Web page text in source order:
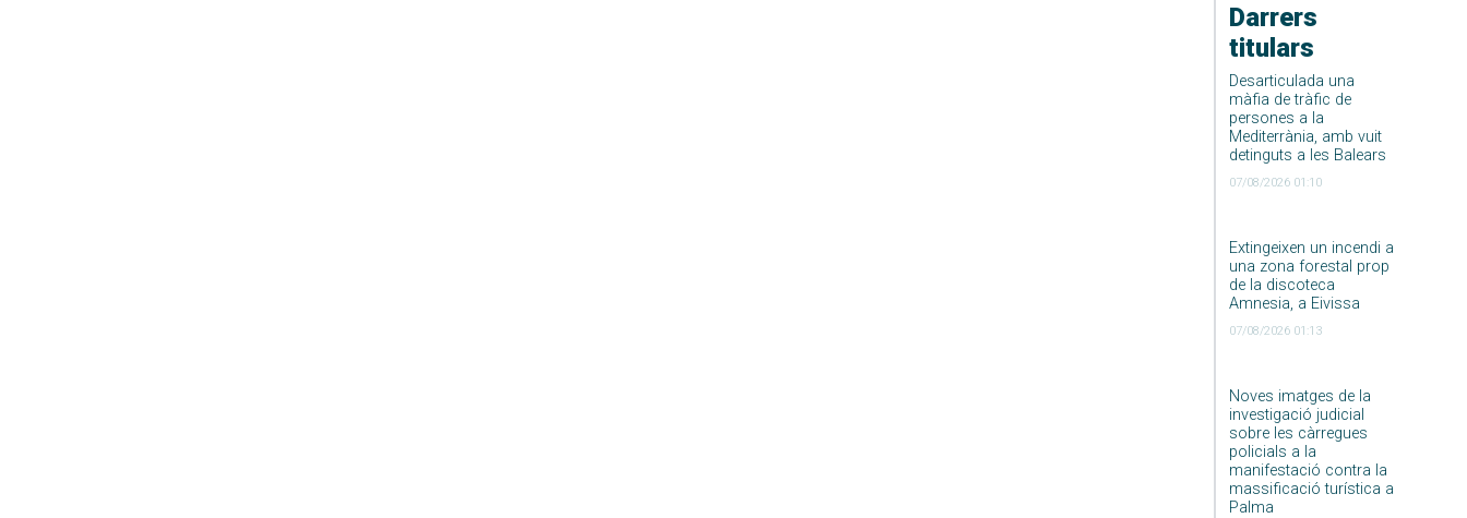
Darrers
titulars
Desarticulada una
màfia de tràfic de
persones a la
Mediterrània, amb vuit
detinguts a les Balears
07/08/2026 01:10
Extingeixen un incendi a
una zona forestal prop
de la discoteca
Amnesia, a Eivissa
07/08/2026 01:13
Noves imatges de la
investigació judicial
sobre les càrregues
policials a la
manifestació contra la
massificació turística a
Palma